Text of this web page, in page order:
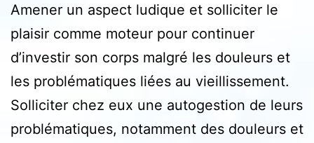
Amener un aspect ludique et solliciter le
plaisir comme moteur pour continuer
d’investir son corps malgré les douleurs et
les problématiques liées au vieillissement.
Solliciter chez eux une autogestion de leurs
problématiques, notamment des douleurs et